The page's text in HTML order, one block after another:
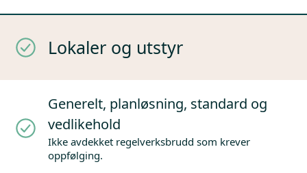
Lokaler og utstyr
Generelt, planløsning, standard og
vedlikehold
Ikke avdekket regelverksbrudd som krever
oppfølging.